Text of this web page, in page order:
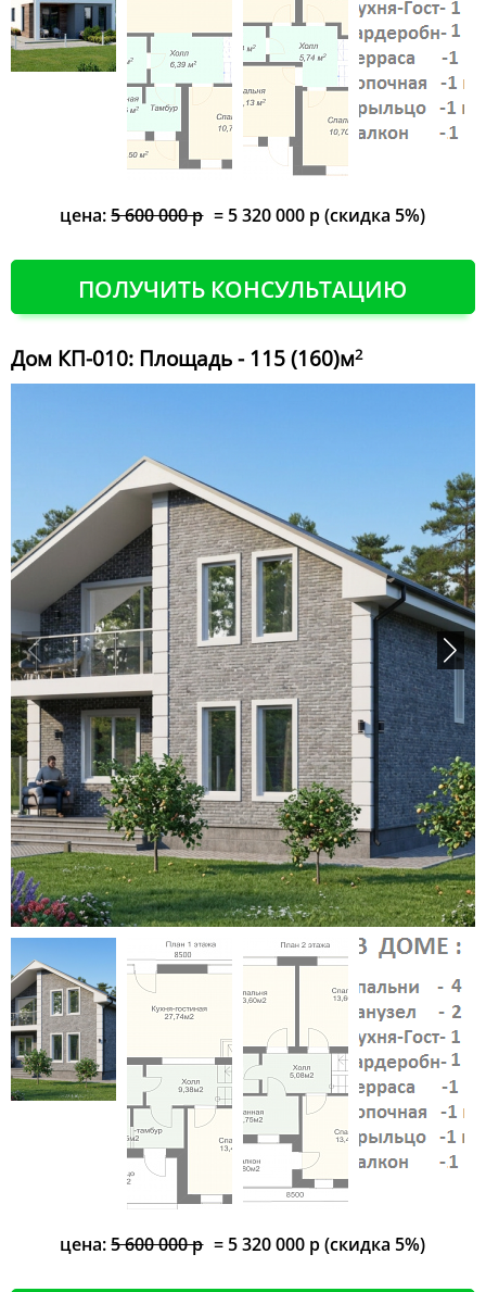
цена:5 600 000 р = 5 320 000 р (скидка 5%)
ПОЛУЧИТЬ КОНСУЛЬТАЦИЮ
Дом КП-010: Площадь - 115 (160)м2
цена:5 600 000 р = 5 320 000 р (скидка 5%)